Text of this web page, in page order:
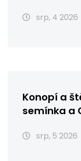
srp, 4 2026
Konopí a
semínka a
srp, 5 2026